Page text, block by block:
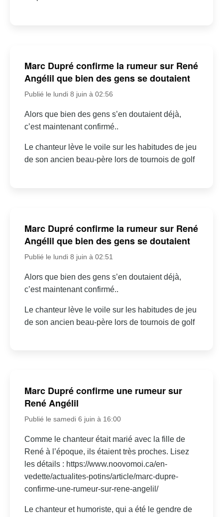
Marc Dupré confirme la rumeur sur René
Angélil que bien des gens se doutaient
Publié le lundi 8 juin à 02:56
Alors que bien des gens s’en doutaient déjà,
c’est maintenant confirmé..
Le chanteur lève le voile sur les habitudes de jeu
de son ancien beau-père lors de tournois de golf
Marc Dupré confirme la rumeur sur René
Angélil que bien des gens se doutaient
Publié le lundi 8 juin à 02:51
Alors que bien des gens s’en doutaient déjà,
c’est maintenant confirmé..
Le chanteur lève le voile sur les habitudes de jeu
de son ancien beau-père lors de tournois de golf
Marc Dupré confirme une rumeur sur
René Angélil
Publié le samedi 6 juin à 16:00
Comme le chanteur était marié avec la fille de
René à l’époque, ils étaient très proches. Lisez
les détails : https://www.noovomoi.ca/en-
vedette/actualites-potins/article/marc-dupre-
confirme-une-rumeur-sur-rene-angelil/
Le chanteur et humoriste, qui a été le gendre de